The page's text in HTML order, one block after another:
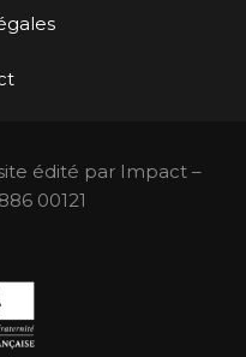
édité par Impact –
00121